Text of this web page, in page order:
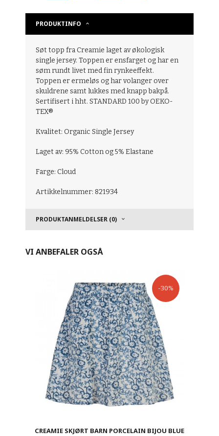
PRODUKTINFO
Søt topp fra Creamie laget av økologisk
single jersey. Toppen er ensfarget og har en
søm rundt livet med fin rynkeeffekt.
Toppen er ermeløs og har volanger over
skuldrene samt lukkes med knapp bakpå.
Sertifisert i hht. STANDARD 100 by OEKO-
TEX®
Kvalitet: Organic Single Jersey
Laget av: 95% Cotton og 5% Elastane
Farge: Cloud
Artikkelnummer: 821934
PRODUKTANMELDELSER (0)
VI ANBEFALER OGSÅ
CREAMIE SKJØRT BARN PORCELAIN BIJOU BLUE
-30%